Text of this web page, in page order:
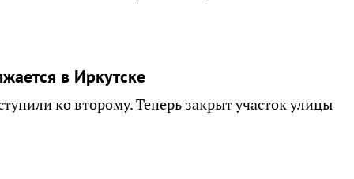
в Иркутске
ко второму. Теперь закрыт участок улицы